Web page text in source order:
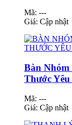
Mã: ---
Giá: Cập nhật
Bàn Nhóm
Thước
Mã: ---
Giá: Cập nhật